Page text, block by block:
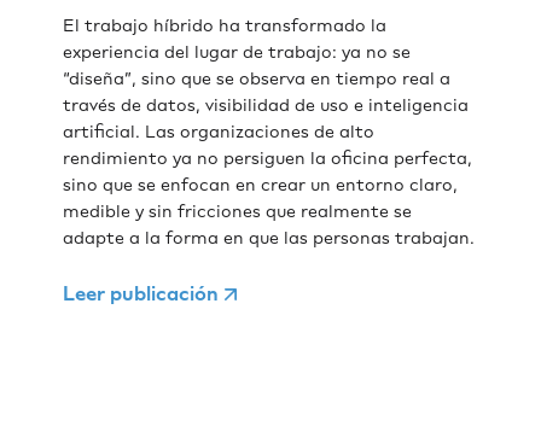
El trabajo híbrido ha transformado la
experiencia del lugar de trabajo: ya no se
“diseña”, sino que se observa en tiempo real a
través de datos, visibilidad de uso e inteligencia
artificial. Las organizaciones de alto
rendimiento ya no persiguen la oficina perfecta,
sino que se enfocan en crear un entorno claro,
medible y sin fricciones que realmente se
adapte a la forma en que las personas trabajan.
Leer publicación